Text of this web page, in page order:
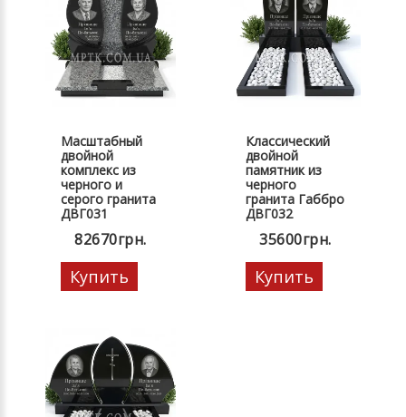
Масштабный
двойной
комплекс из
черного и
серого гранита
ДВГ031
82670грн.
Купить
Классический
двойной
памятник из
черного
гранита Габбро
ДВГ032
35600грн.
Купить